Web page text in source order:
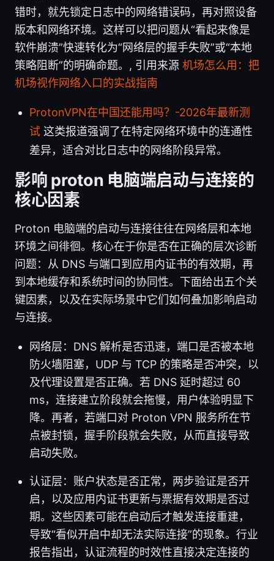
错时，就先锁定日志中的网络错误码，再对照设备
版本和网络环境。这样可以把问题从“看起来像是
软件崩溃”快速转化为“网络层的握手失败”或“本地
策略阻断”的明确命题。, 引用来源 机场怎么用：把
机场视作网络入口的实战指南
ProtonVPN在中国还能用吗？-2026年最新测
试 这类报道强调了在特定网络环境中的连通性
差异，适合对比日志中的网络阶段异常。
影响 proton 电脑端启动与连接的
核心因素
Proton 电脑端的启动与连接往往在网络层和本地
环境之间徘徊。核心在于你是否在正确的层次诊断
问题：从 DNS 与端口到应用内证书的有效期，再
到本地缓存和系统时间的协同性。下面给出五个关
键因素，以及在实际场景中它们如何叠加影响启动
与连接。
网络层：DNS 解析是否迅速，端口是否被本地
防火墙阻塞，UDP 与 TCP 的策略是否冲突，以
及代理设置是否正确。若 DNS 延时超过 60
ms，连接建立阶段就会拖慢，用户体验明显下
降。再者，若端口对 Proton VPN 服务所在节
点被封锁，握手阶段就会失败，从而直接导致
启动失败。
认证层：账户状态是否正常，两步验证是否开
启，以及应用内证书更新与票据有效期是否过
期。这些因素可能在启动后才触发连接重建，
导致“看似开启中却无法实际连接”的现象。行业
报告指出，认证流程的时效性直接决定连接的